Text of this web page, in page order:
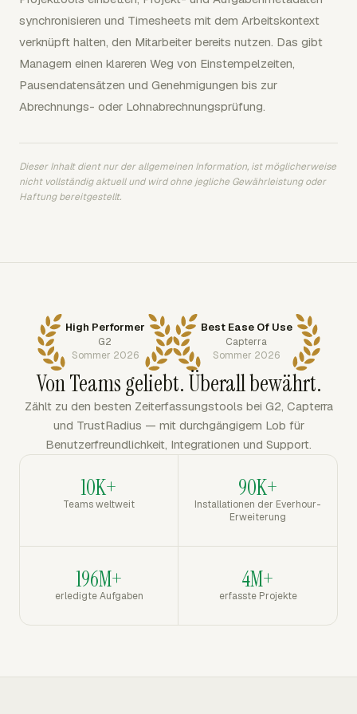
synchronisieren und Timesheets mit dem Arbeitskontext
verknüpft halten, den Mitarbeiter bereits nutzen. Das gibt
Managern einen klareren Weg von Einstempelzeiten,
Pausendatensätzen und Genehmigungen bis zur
Abrechnungs- oder Lohnabrechnungsprüfung.
Dieser Inhalt dient nur der allgemeinen Information, ist möglicherweise
nicht vollständig aktuell und wird ohne jegliche Gewährleistung oder
Haftung bereitgestellt.
High Performer
G2
Sommer 2026
Best Ease Of Use
Capterra
Sommer 2026
Von Teams geliebt. Überall bewährt.
Zählt zu den besten Zeiterfassungstools bei G2, Capterra
und TrustRadius — mit durchgängigem Lob für
Benutzerfreundlichkeit, Integrationen und Support.
10K+
Teams weltweit
90K+
Installationen der Everhour-
Erweiterung
196M+
erledigte Aufgaben
4M+
erfasste Projekte